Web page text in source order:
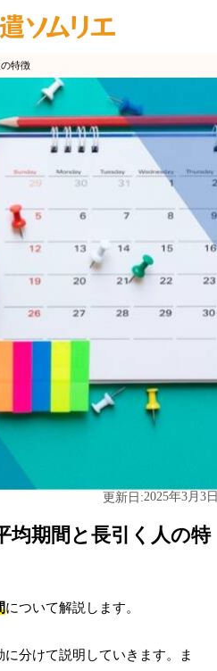
特徴
更新日:2025年3月3日
均期間と長引く人の特
について解説します。
分けて説明していきます。ま